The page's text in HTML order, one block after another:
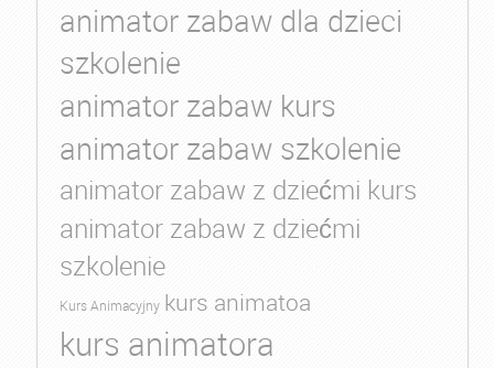
animator zabaw dla dzieci
szkolenie
animator zabaw kurs
animator zabaw szkolenie
animator zabaw z dziećmi kurs
animator zabaw z dziećmi
szkolenie
Kurs Animacyjny kurs animatoa
kurs animatora